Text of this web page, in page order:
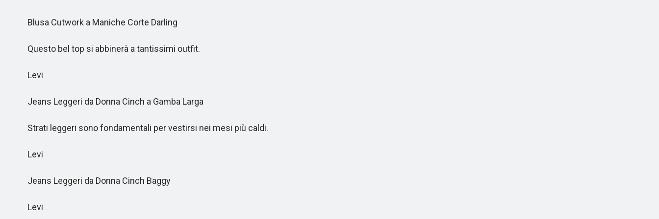
Blusa Cutwork a Maniche Corte Darling
Questo bel top si abbinerà a tantissimi outfit.
Levi
Jeans Leggeri da Donna Cinch a Gamba Larga
Strati leggeri sono fondamentali per vestirsi nei mesi più caldi.
Levi
Jeans Leggeri da Donna Cinch Baggy
Levi